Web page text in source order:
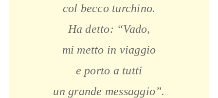
col becco turchino.
Ha detto: “Vado,
mi metto in viaggio
e porto a tutti
un grande messaggio”.